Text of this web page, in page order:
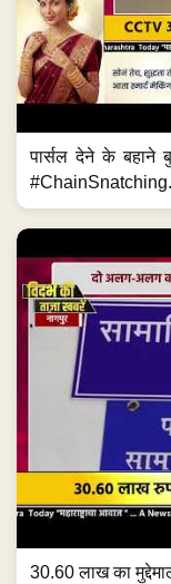
पार्सल देने के बहाने
30.60 लाख का